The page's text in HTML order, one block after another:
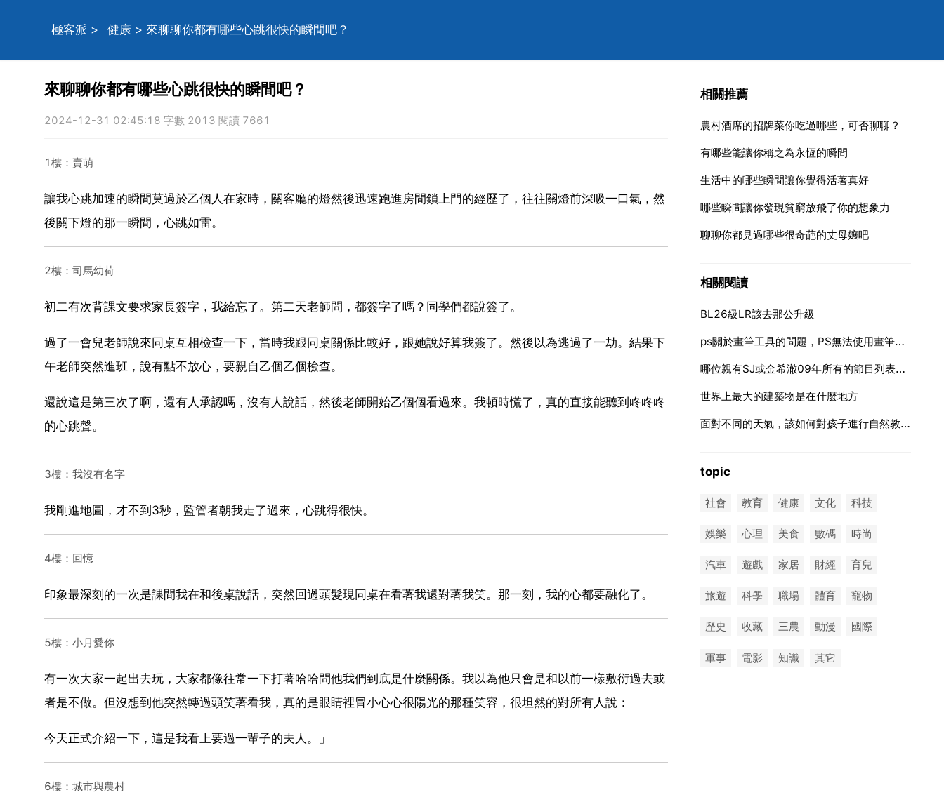
極客派 > 健康 > 來聊聊你都有哪些心跳很快的瞬間吧？
來聊聊你都有哪些心跳很快的瞬間吧？
2024-12-31 02:45:18 字數 2013 閱讀 7661
1樓：賣萌
讓我心跳加速的瞬間莫過於乙個人在家時，關客廳的燈然後迅速跑進房間鎖上門的經歷了，往往關燈前深吸一口氣，然
後關下燈的那一瞬間，心跳如雷。
2樓：司馬幼荷
初二有次背課文要求家長簽字，我給忘了。第二天老師問，都簽字了嗎？同學們都說簽了。
過了一會兒老師說來同桌互相檢查一下，當時我跟同桌關係比較好，跟她說好算我簽了。然後以為逃過了一劫。結果下
午老師突然進班，說有點不放心，要親自乙個乙個檢查。
還說這是第三次了啊，還有人承認嗎，沒有人說話，然後老師開始乙個個看過來。我頓時慌了，真的直接能聽到咚咚咚
的心跳聲。
3樓：我沒有名字
我剛進地圖，才不到3秒，監管者朝我走了過來，心跳得很快。
4樓：回憶
印象最深刻的一次是課間我在和後桌說話，突然回過頭髮現同桌在看著我還對著我笑。那一刻，我的心都要融化了。
5樓：小月愛你
有一次大家一起出去玩，大家都像往常一下打著哈哈問他我們到底是什麼關係。我以為他只會是和以前一樣敷衍過去或
者是不做。但沒想到他突然轉過頭笑著看我，真的是眼睛裡冒小心心很陽光的那種笑容，很坦然的對所有人說：
今天正式介紹一下，這是我看上要過一輩子的夫人。」
6樓：城市與農村
相關推薦
農村酒席的招牌菜你吃過哪些，可否聊聊？
有哪些能讓你稱之為永恆的瞬間
生活中的哪些瞬間讓你覺得活著真好
哪些瞬間讓你發現貧窮放飛了你的想象力
聊聊你都見過哪些很奇葩的丈母孃吧
相關閱讀
BL26級LR該去那公升級
ps關於畫筆工具的問題，PS無法使用畫筆工具？
哪位親有SJ或金希澈09年所有的節目列表啊？急求！！！謝謝！
世界上最大的建築物是在什麼地方
面對不同的天氣，該如何對孩子進行自然教育？
topic
社會 教育 健康 文化 科技
娛樂 心理 美食 數碼 時尚
汽車 遊戲 家居 財經 育兒
旅遊 科學 職場 體育 寵物
歷史 收藏 三農 動漫 國際
軍事 電影 知識 其它